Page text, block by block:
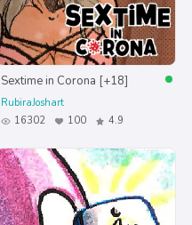
Sextime in Corona [+18]
RubiraJoshart
16302
100 4.9